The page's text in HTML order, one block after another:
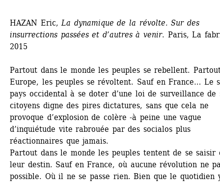
HAZAN Eric, La dynamique de la révolte. Sur des
insurrections passées et d’autres à venir. Paris, La
2015
Partout dans le monde les peuples se rebellent.
Europe, les peuples se révoltent. Sauf en France… Le
pays occidental à se doter d’une loi de surveillance de
citoyens digne des pires dictatures, sans que cela ne
provoque d’explosion de colère -à peine une vague
d’inquiétude vite rabrouée par des socialos plus
réactionnaires que jamais.
Partout dans le monde les peuples tentent de se saisir
leur destin. Sauf en France, où aucune révolution ne
possible. Où il ne se passe rien. Bien que le quotidien